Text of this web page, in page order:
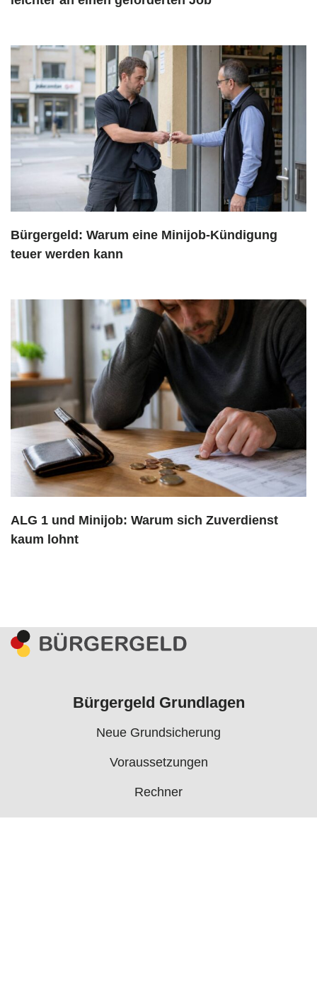
Bürgergeld: Warum eine Minijob-Kündigung
teuer werden kann
ALG 1 und Minijob: Warum sich Zuverdienst
kaum lohnt
Bürgergeld Grundlagen
Neue Grundsicherung
Voraussetzungen
Rechner
Antrag